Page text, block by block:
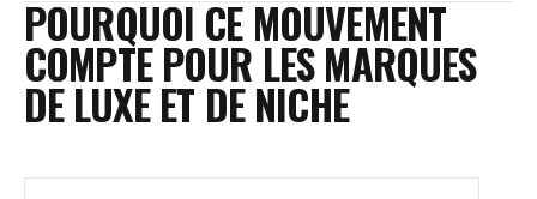
POURQUOI CE MOUVEMENT
COMPTE POUR LES MARQUES
DE LUXE ET DE NICHE